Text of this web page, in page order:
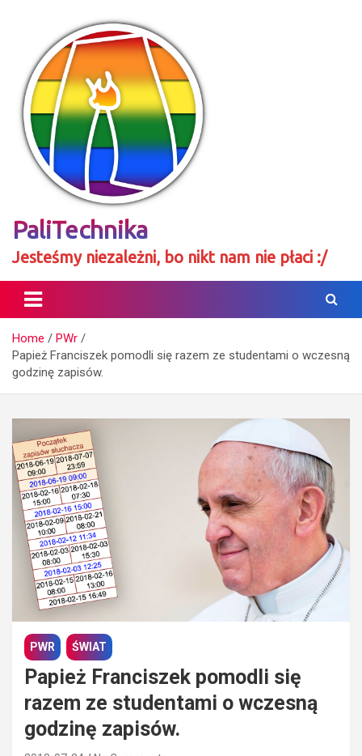
PaliTechnika
Jesteśmy niezależni, bo nikt nam nie płaci :/
Home
PWr
Papież Franciszek pomodli się razem ze studentami o wczesną
godzinę zapisów.
PWR ŚWIAT
Papież Franciszek pomodli się
razem ze studentami o wczesną
godzinę zapisów.